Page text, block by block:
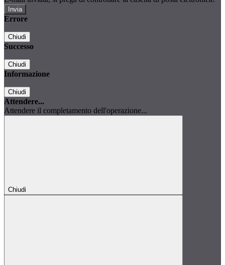
Errore
Chiudi
Successo
Chiudi
Informazione
Chiudi
Attendere...
Attendere il completamento dell'operazione...
Chiudi